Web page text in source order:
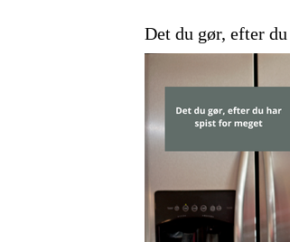
Det du gør, efter